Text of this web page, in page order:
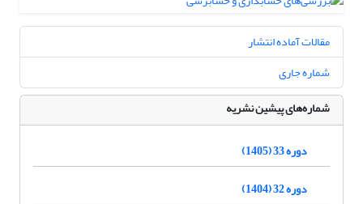
مقالات آماده انتشار
شماره جاری
شماره‌های پیشین نشریه
دوره 33 (1405)
دوره 32 (1404)